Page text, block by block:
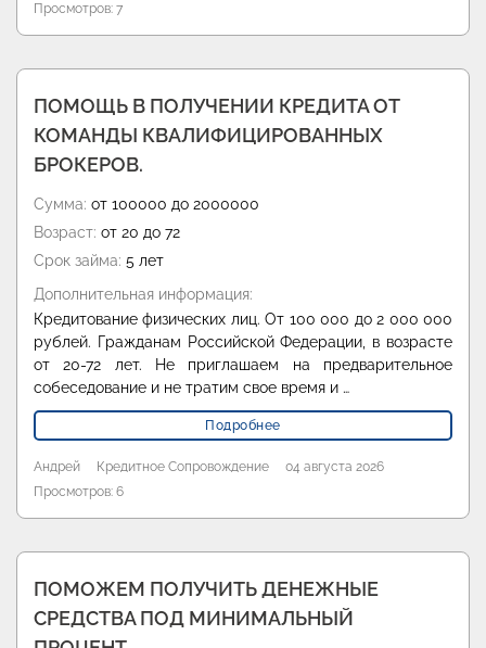
Просмотров: 7
ПОМОЩЬ В ПОЛУЧЕНИИ КРЕДИТА ОТ
КОМАНДЫ КВАЛИФИЦИРОВАННЫХ
БРОКЕРОВ.
Сумма: от 100000 до 2000000
Возраст: от 20 до 72
Срок займа: 5 лет
Дополнительная информация:
Кредитование физических лиц. От 100 000 до 2 000 000
рублей. Гражданам Российской Федерации, в возрасте
от 20-72 лет. Не приглашаем на предварительное
собеседование и не тратим свое время и …
Подробнее
Андрей Кредитное Сопровождение
04 августа 2026
Просмотров: 6
ПОМОЖЕМ ПОЛУЧИТЬ ДЕНЕЖНЫЕ
СРЕДСТВА ПОД МИНИМАЛЬНЫЙ